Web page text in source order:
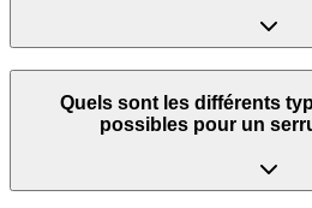
Quels sont les différents
possibles pour un